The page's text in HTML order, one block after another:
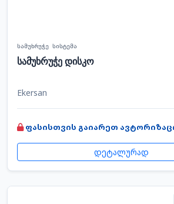
სამუხრუჭე სისტემა
სამუხრუჭე დისკო
Ekersan
ფასისთვის გაიარეთ
დეტალურად